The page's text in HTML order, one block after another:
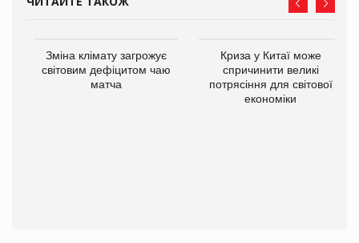
Зміна клімату загрожує
світовим дефіцитом чаю
матча
Криза у Китаї може
спричинити великі
потрясіння для світової
економіки